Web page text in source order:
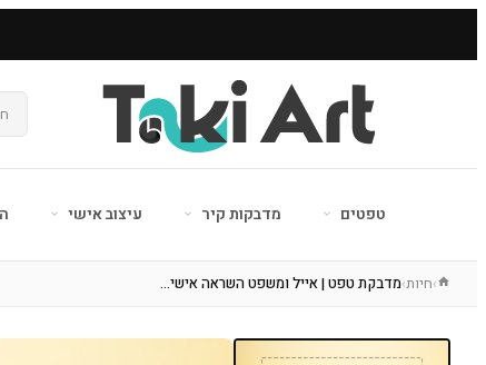
טפטים מדבקות קיר עיצוב אישי
›חיות›מדבקת טפט | אייל ומשפט השראה אישי…